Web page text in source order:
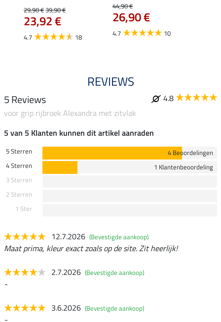
29,90 €39,90 €
23,92 €
4.7 18
44,90 €
26,90 €
4.7 10
REVIEWS
5 Reviews
4.8
voor grip rijbroek Alexandra met zitvlak
5 van 5 Klanten kunnen dit artikel aanraden
5 Sterren
4 Beoordelingen
4 Sterren
1 Klantenbeoordeling
3 Sterren
2 Sterren
1 Ster
12.7.2026 (Bevestigde aankoop)
Maat prima, kleur exact zoals op de site. Zit heerlijk!
2.7.2026 (Bevestigde aankoop)
-
3.6.2026 (Bevestigde aankoop)
-